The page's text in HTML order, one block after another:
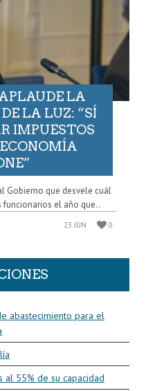
LA
LA LUZ: “SÍ
IMPUESTOS
Gobierno que desvele cuál
el año que..
23 JUN 0
abastecimiento para el
al 55% de su capacidad